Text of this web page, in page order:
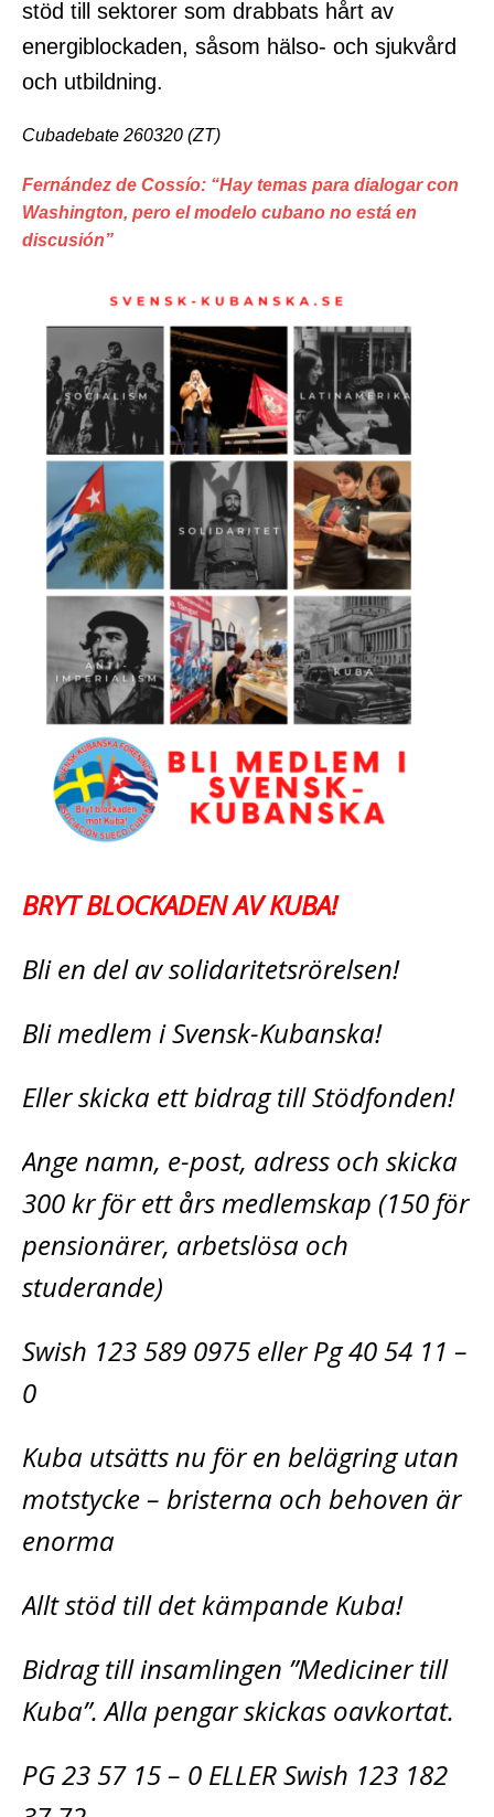
stöd till sektorer som drabbats hårt av
energiblockaden, såsom hälso- och sjukvård
och utbildning.
Cubadebate 260320 (ZT)
Fernández de Cossío: “Hay temas para dialogar con
Washington, pero el modelo cubano no está en
discusión”
BRYT BLOCKADEN AV KUBA!
Bli en del av solidaritetsrörelsen!
Bli medlem i Svensk-Kubanska!
Eller skicka ett bidrag till Stödfonden!
Ange namn, e-post, adress och skicka
300 kr för ett års medlemskap (150 för
pensionärer, arbetslösa och
studerande)
Swish 123 589 0975 eller Pg 40 54 11 –
0
Kuba utsätts nu för en belägring utan
motstycke – bristerna och behoven är
enorma
Allt stöd till det kämpande Kuba!
Bidrag till insamlingen ”Mediciner till
Kuba”. Alla pengar skickas oavkortat.
PG 23 57 15 – 0 ELLER Swish 123 182